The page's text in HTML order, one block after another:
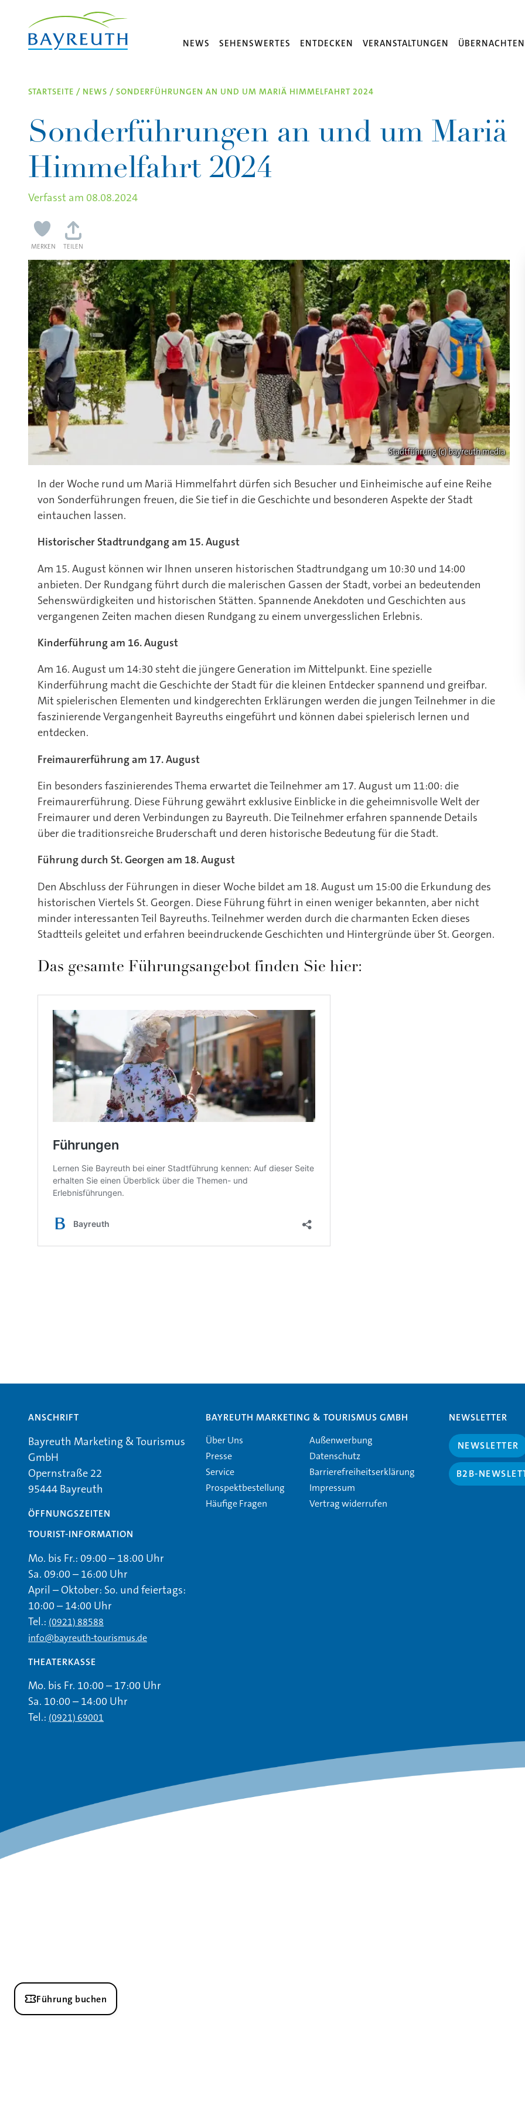
NEWS SEHENSWERTES ENTDECKEN VERANSTALTUNGEN ÜBERNACHTEN
STARTSEITE / NEWS / SONDERFÜHRUNGEN AN UND UM MARIÄ HIMMELFAHRT 2024
Sonderführungen an und um Mariä
Himmelfahrt 2024
Verfasst am 08.08.2024
MERKEN TEILEN
Stadtführung (c) bayreuth.media
In der Woche rund um Mariä Himmelfahrt dürfen sich Besucher und Einheimische auf eine Reihe
von Sonderführungen freuen, die Sie tief in die Geschichte und besonderen Aspekte der Stadt
eintauchen lassen.
Historischer Stadtrundgang am 15. August
Am 15. August können wir Ihnen unseren historischen Stadtrundgang um 10:30 und 14:00
anbieten. Der Rundgang führt durch die malerischen Gassen der Stadt, vorbei an bedeutenden
Sehenswürdigkeiten und historischen Stätten. Spannende Anekdoten und Geschichten aus
vergangenen Zeiten machen diesen Rundgang zu einem unvergesslichen Erlebnis.
Kinderführung am 16. August
Am 16. August um 14:30 steht die jüngere Generation im Mittelpunkt. Eine spezielle
Kinderführung macht die Geschichte der Stadt für die kleinen Entdecker spannend und greifbar.
Mit spielerischen Elementen und kindgerechten Erklärungen werden die jungen Teilnehmer in die
faszinierende Vergangenheit Bayreuths eingeführt und können dabei spielerisch lernen und
entdecken.
Freimaurerführung am 17. August
Ein besonders faszinierendes Thema erwartet die Teilnehmer am 17. August um 11:00: die
Freimaurerführung. Diese Führung gewährt exklusive Einblicke in die geheimnisvolle Welt der
Freimaurer und deren Verbindungen zu Bayreuth. Die Teilnehmer erfahren spannende Details
über die traditionsreiche Bruderschaft und deren historische Bedeutung für die Stadt.
Führung durch St. Georgen am 18. August
Den Abschluss der Führungen in dieser Woche bildet am 18. August um 15:00 die Erkundung des
historischen Viertels St. Georgen. Diese Führung führt in einen weniger bekannten, aber nicht
minder interessanten Teil Bayreuths. Teilnehmer werden durch die charmanten Ecken dieses
Stadtteils geleitet und erfahren beeindruckende Geschichten und Hintergründe über St. Georgen.
Das gesamte Führungsangebot finden Sie hier:
ANSCHRIFT
Bayreuth Marketing & Tourismus
GmbH
Opernstraße 22
95444 Bayreuth
ÖFFNUNGSZEITEN
TOURIST-INFORMATION
Mo. bis Fr.: 09:00 – 18:00 Uhr
Sa. 09:00 – 16:00 Uhr
April – Oktober: So. und feiertags:
10:00 – 14:00 Uhr
Tel.: (0921) 88588
info@bayreuth-tourismus.de
THEATERKASSE
Mo. bis Fr. 10:00 – 17:00 Uhr
Sa. 10:00 – 14:00 Uhr
Tel.: (0921) 69001
BAYREUTH MARKETING & TOURISMUS GMBH
Über Uns
Presse
Service
Prospektbestellung
Häufige Fragen
Außenwerbung
Datenschutz
Barrierefreiheitserklärung
Impressum
Vertrag widerrufen
NEWSLETTER
NEWSLETTER
B2B-
Führung buchen